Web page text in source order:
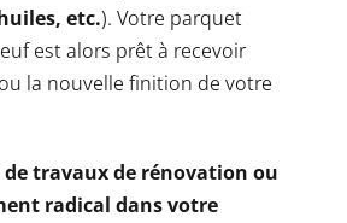
etc.). Votre parquet
est alors prêt à recevoir
la nouvelle finition de votre
de travaux de rénovation ou
radical dans votre